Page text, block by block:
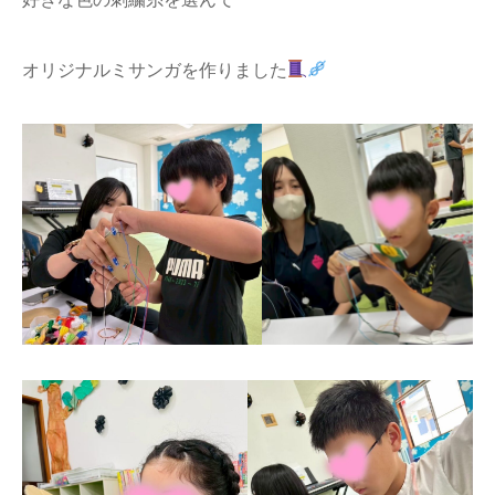
オリジナルミサンガを作りました